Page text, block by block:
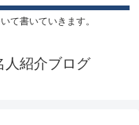
て書いていきます。
人紹介ブログ